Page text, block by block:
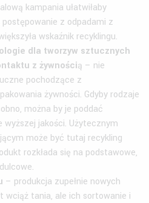
kampania ułatwiłaby
z odpadami z
wskaźnik recyklingu.
dla tworzyw sztucznych
z żywnością – nie
pochodzące z
żywności. Gdyby rodzaje
można by je poddać
wyższej jakości. Użytecznym
może być tutaj recykling
rozkłada się na podstawowe,
– produkcja zupełnie nowych
tania, ale ich sortowanie i